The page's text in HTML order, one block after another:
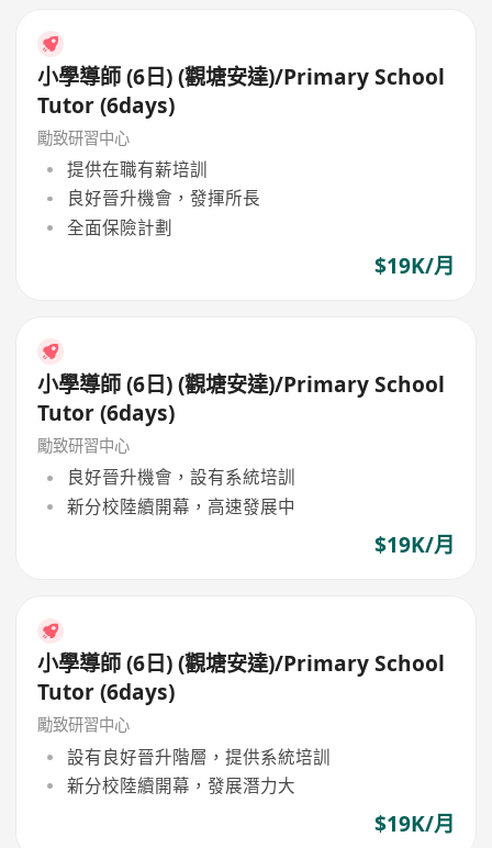
小學導師 (6日) (觀塘安達)/Primary School
Tutor (6days)
勵致研習中心
提供在職有薪培訓
良好晉升機會，發揮所長
全面保險計劃
$19K/月
小學導師 (6日) (觀塘安達)/Primary School
Tutor (6days)
勵致研習中心
良好晉升機會，設有系統培訓
新分校陸續開幕，高速發展中
$19K/月
小學導師 (6日) (觀塘安達)/Primary School
Tutor (6days)
勵致研習中心
設有良好晉升階層，提供系統培訓
新分校陸續開幕，發展潛力大
$19K/月